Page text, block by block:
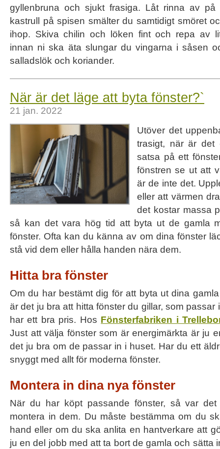
gyllenbruna och sjukt frasiga. Låt rinna av
kastrull på spisen smälter du samtidigt smöret
ihop. Skiva chilin och löken fint och repa av
innan ni ska äta slungar du vingarna i såsen
salladslök och koriander.
När är det läge att byta fönster?`
21 jan. 2022
Utöver det
trasigt, när är det
satsa på ett
fönstren se ut att
är de inte det.
eller att värmen
det kostar massa
så kan det vara hög tid att byta ut de gamla
fönster. Ofta kan du känna av om dina fönster
stå vid dem eller hålla handen nära dem.
Hitta bra fönster
Om du har bestämt dig för att byta ut dina
är det ju bra att hitta fönster du gillar, som passar
har ett bra pris. Hos Fönsterfabriken i
Just att välja fönster som är energimärkta är ju
det ju bra om de passar in i huset. Har du ett
snyggt med allt för moderna fönster.
Montera in dina nya fönster
När du har köpt passande fönster, så var
montera in dem. Du måste bestämma om du
hand eller om du ska anlita en hantverkare att
ju en del jobb med att ta bort de gamla och sätta